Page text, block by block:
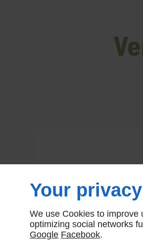
Your
We use Cookies to improve
optimizing social networks
Google Facebook.